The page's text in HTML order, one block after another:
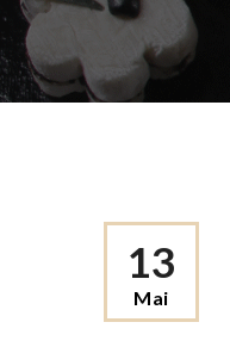
13
Mai